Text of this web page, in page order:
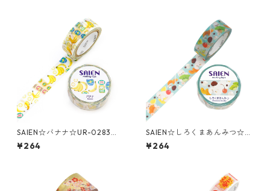
SAIEN☆バナナ☆UR-0283☆
マスキングテープ
¥264
SAIEN☆しろくまあんみつ☆U
R-0265☆マスキングテープ
¥264